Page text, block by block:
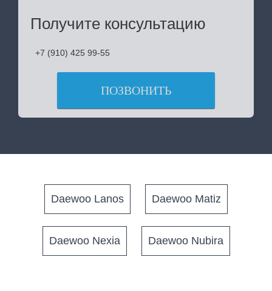
Получите консультацию
+7 (910) 425 99-55
ПОЗВОНИТЬ
Daewoo Lanos Daewoo Matiz
Daewoo Nexia Daewoo Nubira